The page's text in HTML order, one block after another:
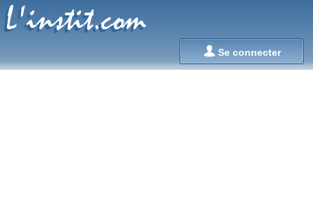
Se connecter
L'instit.com
L'instit.com